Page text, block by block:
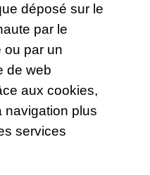
déposé sur le
par le
ou par un
de web
aux cookies,
navigation plus
services